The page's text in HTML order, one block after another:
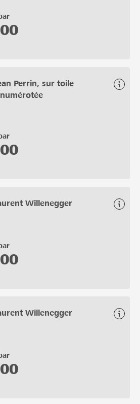
Perrin, sur toile
Willenegger
Willenegger